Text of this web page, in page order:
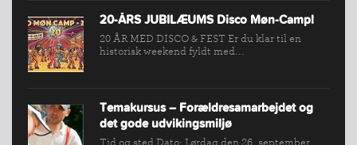
20-ÅRS JUBILÆUMS Disco Møn-Camp!
20 ÅR MED DISCO & FEST Er du klar til en
historisk weekend fyldt med...
Temakursus – Forældresamarbejdet og
det gode udvikingsmiljø
Tid og sted Dato: Lørdag den 26. september